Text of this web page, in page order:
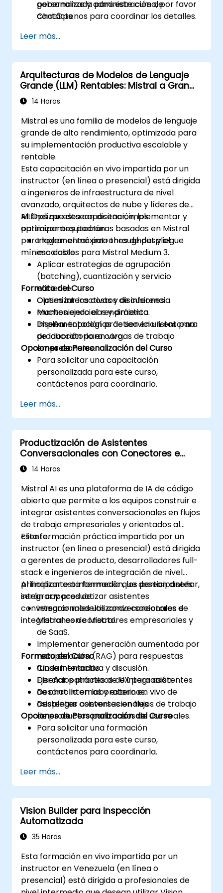
gobernanza y administración de
ChatOps.
personalizada para este curso, por favor
contáctenos para coordinar los detalles.
Leer más...
Arquitecturas de Modelos de Lenguaje
Grande (LLM) Rentables: Mistral a Gran
Escala (Ingeniería de Rendimiento y
Costo)
14 Horas
Mistral es una familia de modelos de lenguaje
grande de alto rendimiento, optimizada para
su implementación productiva escalable y
rentable.
Esta capacitación en vivo impartida por un
instructor (en línea o presencial) está dirigida
a ingenieros de infraestructura de nivel
avanzado, arquitectos de nube y líderes de
MLOps que desean diseñar, implementar y
optimizar arquitecturas basadas en Mistral
para lograr el máximo throughput y el
mínimo costo.
Al finalizar esta capacitación, los
participantes podrán:
Implementar patrones de despliegue
escalables para Mistral Medium 3.
Aplicar estrategias de agrupación
(batching), cuantización y servicio
eficiente.
Optimizar los costos de inferencia
manteniendo el rendimiento.
Diseñar topologías de servicio listas para
producción para cargas de trabajo
empresariales.
Formato del Curso
Clases interactivas y discusiones.
Muchos ejercicios y práctica.
Implementación práctica en un entorno
de laboratorio en vivo.
Opciones de Personalización del Curso
Para solicitar una capacitación
personalizada para este curso,
contáctenos para coordinarlo.
Leer más...
Productización de Asistentes
Conversacionales con Conectores e
Integraciones de Mistral
14 Horas
Mistral AI es una plataforma de IA de código
abierto que permite a los equipos construir e
integrar asistentes conversacionales en flujos
de trabajo empresariales y orientados al
cliente.
Esta formación práctica impartida por un
instructor (en línea o presencial) está dirigida
a gerentes de producto, desarrolladores full-
stack e ingenieros de integración de nivel
principiante a intermedio que desean diseñar,
integrar y productizar asistentes
conversacionales utilizando conectores e
integraciones de Mistral.
Al finalizar esta formación, los participantes
serán capaces de:
Integrar modelos conversacionales de
Mistral con conectores empresariales y
de SaaS.
Implementar generación aumentada por
recuperación (RAG) para respuestas
fundamentadas.
Diseñar patrones de UX para asistentes
de chat internos y externos.
Desplegar asistentes en flujos de trabajo
de productos para casos de uso reales.
Formato del Curso
Clase interactiva y discusión.
Ejercicios prácticos de integración.
Desarrollo en laboratorio en vivo de
asistentes conversacionales.
Opciones de Personalización del Curso
Para solicitar una formación
personalizada para este curso,
contáctenos para coordinarla.
Leer más...
Vision Builder para Inspección
Automatizada
35 Horas
Esta formación en vivo impartida por un
instructor en Venezuela (en línea o
presencial) está dirigida a profesionales de